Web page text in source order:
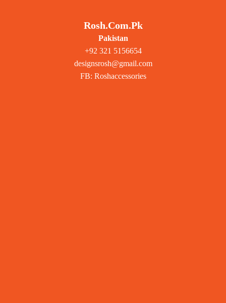
Rosh.com.pk
Pakistan
+92 321 5156654
designsrosh@gmail.com
FB: Roshaccessories